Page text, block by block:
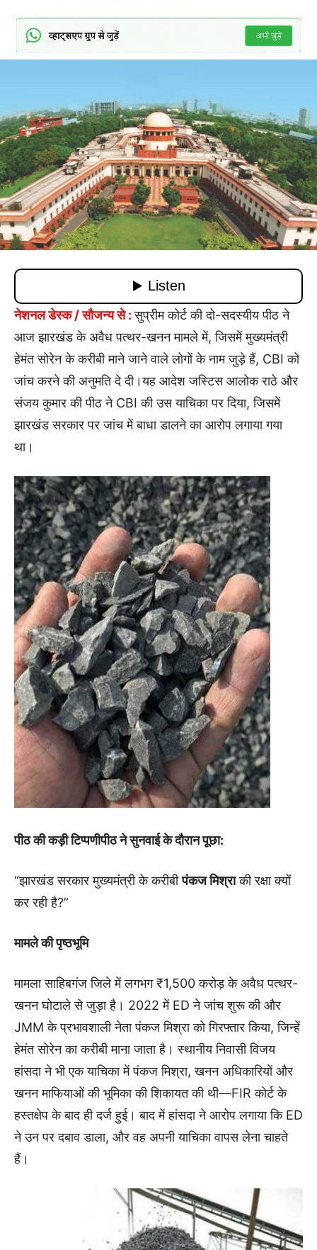
नेशनल डेस्क / सौजन्य से :सुप्रीम कोर्ट की दो-सदस्यीय पीठ ने
आज झारखंड के अवैध पत्थर-खनन मामले में, जिसमें मुख्यमंत्री
हेमंत सोरेन के करीबी माने जाने वाले लोगों के नाम जुड़े हैं, CBI को
जांच करने की अनुमति दे दी।यह आदेश जस्टिस आलोक राठे और
संजय कुमार की पीठ ने CBI की उस याचिका पर दिया, जिसमें
झारखंड सरकार पर जांच में बाधा डालने का आरोप लगाया गया
था।
पीठ की कड़ी टिप्पणीपीठ ने सुनवाई के दौरान पूछा:
“झारखंड सरकार मुख्यमंत्री के करीबीपंकज मिश्राकी रक्षा क्यों
कर रही है?”
मामले की पृष्ठभूमि
मामला साहिबगंज जिले में लगभग ₹1,500 करोड़ के अवैध पत्थर-
खनन घोटाले से जुड़ा है। 2022 में ED ने जांच शुरू की और
JMM के प्रभावशाली नेता पंकज मिश्रा को गिरफ्तार किया, जिन्हें
हेमंत सोरेन का करीबी माना जाता है। स्थानीय निवासी विजय
हांसदा ने भी एक याचिका में पंकज मिश्रा, खनन अधिकारियों और
खनन माफियाओं की भूमिका की शिकायत की थी—FIR कोर्ट के
हस्तक्षेप के बाद ही दर्ज हुई। बाद में हांसदा ने आरोप लगाया कि ED
ने उन पर दबाव डाला, और वह अपनी याचिका वापस लेना चाहते
हैं।